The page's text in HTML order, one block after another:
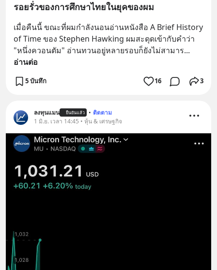
รอยรั่วของการศึกษาไทยในยุคของผม
เมื่อคืนนี้ ขณะที่ผมกำลังนอนอ่านหนังสือ A Brief History
of Time ของ Stephen Hawking ผมสะดุดเข้ากับคำว่า
"หนึ่งควอนตัม" อ่านทวนอยู่หลายรอบก็ยังไม่สามาร
อ่านต่อ
5 บันทึก 16 3
ลงทุนแมน ยืนยันแล้ว • ติดตาม
1 มิ.ย. เวลา 14:45 • หุ้น & เศรษฐกิจ